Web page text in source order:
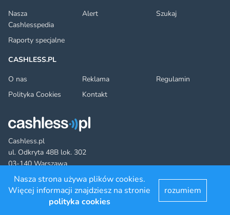
Cashless.pl
ul. Odkryta 48B lok. 302
03-140 Warszawa
FacebookTwitterYouTubeLinkedInRSS
©2022 cashless.pl. All rights reserved.
Nasza
Cashlesspedia
Alert Szukaj
Raporty specjalne
CASHLESS.PL
O nas
Reklama
Regulamin
Polityka Cookies
Kontakt
Nasza strona używa plików cookies.
Więcej informacji znajdziesz na stronie
polityka cookies
rozumiem